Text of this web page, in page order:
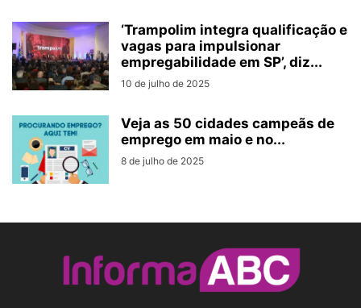
‘Trampolim integra qualificação e
vagas para impulsionar
empregabilidade em SP’, diz...
10 de julho de 2025
Veja as 50 cidades campeãs de
emprego em maio e no...
8 de julho de 2025